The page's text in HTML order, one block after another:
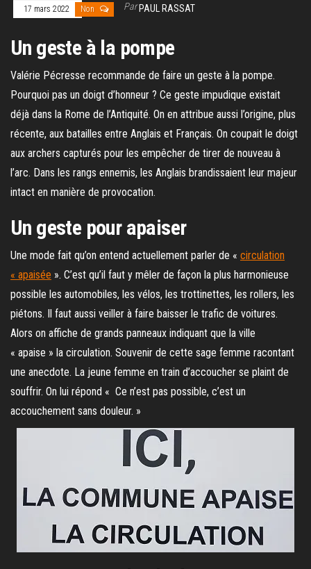
17 mars 2022 Non ParPAUL RASSAT
Un geste à la pompe
Valérie Pécresse recommande de faire un geste à la pompe.
Pourquoi pas un doigt d’honneur ? Ce geste impudique existait
déjà dans la Rome de l’Antiquité. On en attribue aussi l’origine, plus
récente, aux batailles entre Anglais et Français. On coupait le doigt
aux archers capturés pour les empêcher de tirer de nouveau à
l’arc. Dans les rangs ennemis, les Anglais brandissaient leur majeur
intact en manière de provocation.
Un geste pour apaiser
Une mode fait qu’on entend actuellement parler de « circulation
« apaisée ». C’est qu’il faut y mêler de façon la plus harmonieuse
possible les automobiles, les vélos, les trottinettes, les rollers, les
piétons. Il faut aussi veiller à faire baisser le trafic de voitures.
Alors on affiche de grands panneaux indiquant que la ville
« apaise » la circulation. Souvenir de cette sage femme racontant
une anecdote. La jeune femme en train d’accoucher se plaint de
souffrir. On lui répond « Ce n’est pas possible, c’est un
accouchement sans douleur. »